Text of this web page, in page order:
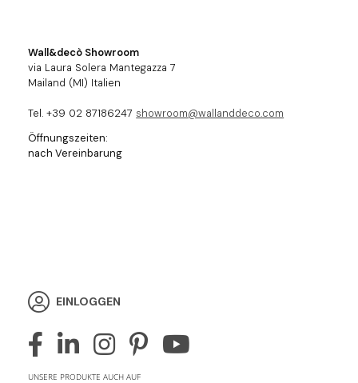
Wall&decò Showroom
via Laura Solera Mantegazza 7
Mailand (MI) Italien
Tel. +39 02 87186247 showroom@wallanddeco.com
Öffnungszeiten:
nach Vereinbarung
EINLOGGEN
UNSERE PRODUKTE AUCH AUF